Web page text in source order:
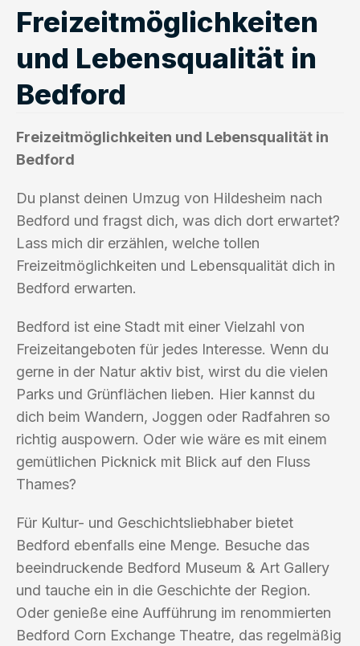
Freizeitmöglichkeiten
und Lebensqualität in
Bedford
Freizeitmöglichkeiten und Lebensqualität in
Bedford
Du planst deinen Umzug von Hildesheim nach
Bedford und fragst dich, was dich dort erwartet?
Lass mich dir erzählen, welche tollen
Freizeitmöglichkeiten und Lebensqualität dich in
Bedford erwarten.
Bedford ist eine Stadt mit einer Vielzahl von
Freizeitangeboten für jedes Interesse. Wenn du
gerne in der Natur aktiv bist, wirst du die vielen
Parks und Grünflächen lieben. Hier kannst du
dich beim Wandern, Joggen oder Radfahren so
richtig auspowern. Oder wie wäre es mit einem
gemütlichen Picknick mit Blick auf den Fluss
Thames?
Für Kultur- und Geschichtsliebhaber bietet
Bedford ebenfalls eine Menge. Besuche das
beeindruckende Bedford Museum & Art Gallery
und tauche ein in die Geschichte der Region.
Oder genieße eine Aufführung im renommierten
Bedford Corn Exchange Theatre, das regelmäßig